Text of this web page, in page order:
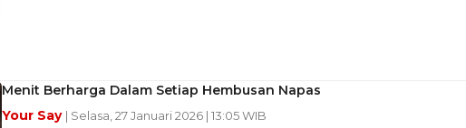
Menit Berharga Dalam Setiap Hembusan Napas
Your Say | Selasa, 27 Januari 2026 | 13:05 WIB